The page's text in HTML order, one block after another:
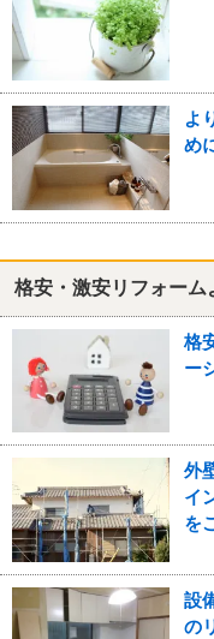
よ
め
格安・激安リフォー
格
ー
外
イ
を
設
の